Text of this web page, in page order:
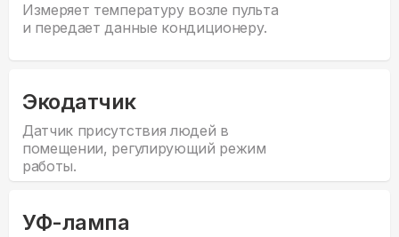
Измеряет температуру возле пульта
и передает данные кондиционеру.
Экодатчик
Датчик присутствия людей в
помещении, регулирующий режим
работы.
УФ-лампа